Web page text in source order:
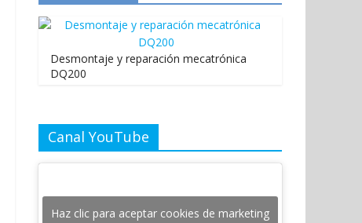
Desmontaje y reparación mecatrónica
DQ200
Canal YouTube
Haz clic para aceptar cookies de marketing